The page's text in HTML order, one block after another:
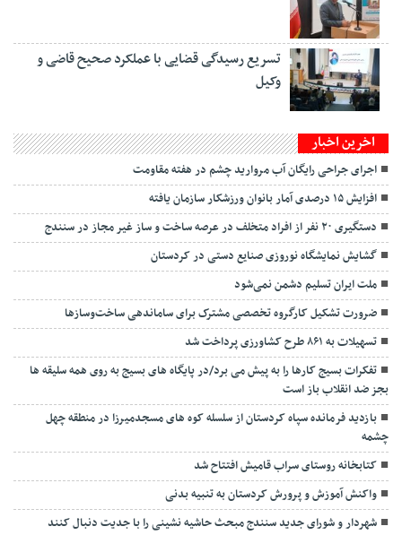
تسریع رسیدگی قضایی با عملکرد صحیح قاضی و
وکیل
اخرین اخبار
اجرای جراحی رایگان آب مروارید چشم در هفته مقاومت
افزایش ۱۵ درصدی آمار بانوان ورزشکار سازمان یافته
دستگیری ۲۰ نفر از افراد متخلف در عرصه ساخت و ساز غیر مجاز در سنندج
گشایش نمایشگاه نوروزی صنایع دستی در کردستان
ملت ایران تسلیم دشمن نمی‌شود
ضرورت تشکیل کارگروه تخصصی مشترک برای ساماندهی ساخت‌وسازها
تسهیلات به ۸۶۱ طرح کشاورزی پرداخت شد
تفکرات بسیج کارها را به پیش می برد/در پایگاه های بسیج به روی همه سلیقه ها
بجز ضد انقلاب باز است
بازدید فرمانده سپاه کردستان از سلسله کوه های مسجدمیرزا در منطقه چهل
چشمه
کتابخانه روستای سراب قامیش افتتاح شد
واکنش آموزش‌ و پرورش کردستان به تنبیه بدنی
شهردار و شورای جدید سنندج مبحث حاشیه نشینی را با جدیت دنبال کنند